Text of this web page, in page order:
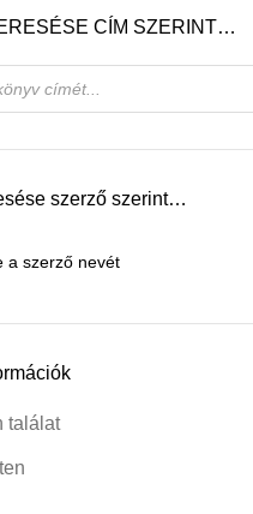
CÍM SZERINT…
szerző szerint…
találat